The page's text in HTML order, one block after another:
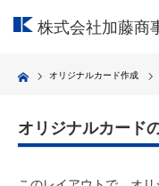
株式会社加藤商
Home オリジナルカード作成
オリジナルカード